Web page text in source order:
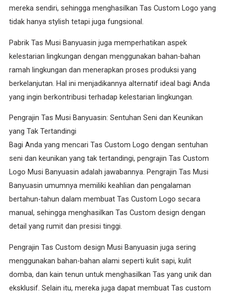
mereka sendiri, sehingga menghasilkan Tas Custom Logo yang
tidak hanya stylish tetapi juga fungsional.
Pabrik Tas Musi Banyuasin juga memperhatikan aspek
kelestarian lingkungan dengan menggunakan bahan-bahan
ramah lingkungan dan menerapkan proses produksi yang
berkelanjutan. Hal ini menjadikannya alternatif ideal bagi Anda
yang ingin berkontribusi terhadap kelestarian lingkungan.
Pengrajin Tas Musi Banyuasin: Sentuhan Seni dan Keunikan
yang Tak Tertandingi
Bagi Anda yang mencari Tas Custom Logo dengan sentuhan
seni dan keunikan yang tak tertandingi, pengrajin Tas Custom
Logo Musi Banyuasin adalah jawabannya. Pengrajin Tas Musi
Banyuasin umumnya memiliki keahlian dan pengalaman
bertahun-tahun dalam membuat Tas Custom Logo secara
manual, sehingga menghasilkan Tas Custom design dengan
detail yang rumit dan presisi tinggi.
Pengrajin Tas Custom design Musi Banyuasin juga sering
menggunakan bahan-bahan alami seperti kulit sapi, kulit
domba, dan kain tenun untuk menghasilkan Tas yang unik dan
eksklusif. Selain itu, mereka juga dapat membuat Tas custom